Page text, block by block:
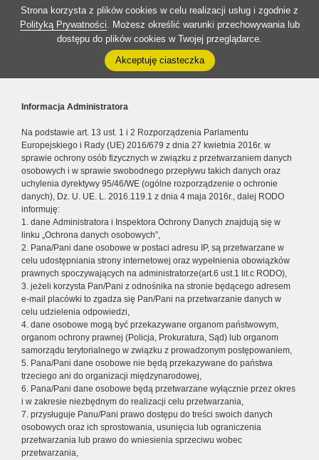
Strona korzysta z plików cookies w celu realizacji usług i zgodnie z
Polityką Prywatności. Możesz określić warunki przechowywania lub
dostępu do plików cookies w Twojej przeglądarce.
Akceptuję ciasteczka
Informacja Administratora
Na podstawie art. 13 ust. 1 i 2 Rozporządzenia Parlamentu
Europejskiego i Rady (UE) 2016/679 z dnia 27 kwietnia 2016r. w
sprawie ochrony osób fizycznych w związku z przetwarzaniem danych
osobowych i w sprawie swobodnego przepływu takich danych oraz
uchylenia dyrektywy 95/46/WE (ogólne rozporządzenie o ochronie
danych), Dz. U. UE. L. 2016.119.1 z dnia 4 maja 2016r., dalej RODO
informuję:
1. dane Administratora i Inspektora Ochrony Danych znajdują się w
linku „Ochrona danych osobowych”,
2. Pana/Pani dane osobowe w postaci adresu IP, są przetwarzane w
celu udostępniania strony internetowej oraz wypełnienia obowiązków
prawnych spoczywających na administratorze(art.6 ust.1 lit.c RODO),
3. jeżeli korzysta Pan/Pani z odnośnika na stronie będącego adresem
e-mail placówki to zgadza się Pan/Pani na przetwarzanie danych w
celu udzielenia odpowiedzi,
4. dane osobowe mogą być przekazywane organom państwowym,
organom ochrony prawnej (Policja, Prokuratura, Sąd) lub organom
samorządu terytorialnego w związku z prowadzonym postępowaniem,
5. Pana/Pani dane osobowe nie będą przekazywane do państwa
trzeciego ani do organizacji międzynarodowej,
6. Pana/Pani dane osobowe będą przetwarzane wyłącznie przez okres
i w zakresie niezbędnym do realizacji celu przetwarzania,
7. przysługuje Panu/Pani prawo dostępu do treści swoich danych
osobowych oraz ich sprostowania, usunięcia lub ograniczenia
przetwarzania lub prawo do wniesienia sprzeciwu wobec
przetwarzania,